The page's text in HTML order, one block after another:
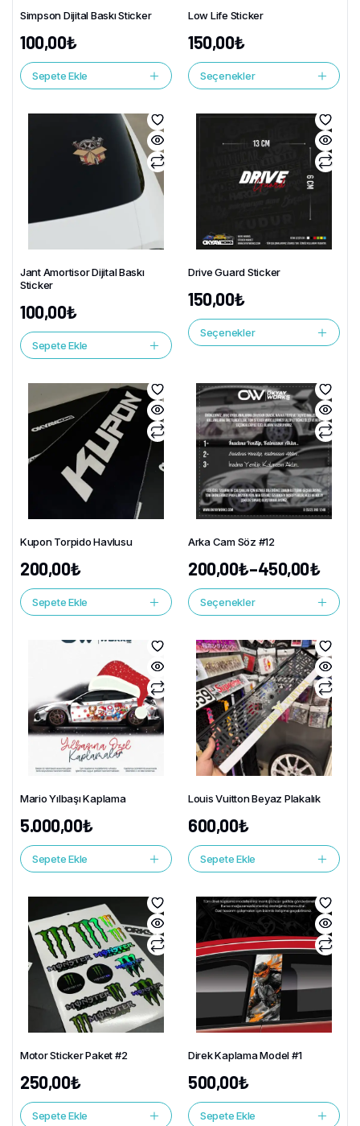
Simpson Dijital Baskı Sticker
100,00₺
Sepete Ekle
Low Life Sticker
150,00₺
Seçenekler
Jant Amortisor Dijital Baskı
Sticker
100,00₺
Sepete Ekle
Drive Guard Sticker
150,00₺
Seçenekler
Kupon Torpido Havlusu
200,00₺
Sepete Ekle
Arka Cam Söz #12
200,00₺–450,00₺
Seçenekler
Mario Yılbaşı Kaplama
5.000,00₺
Sepete Ekle
Louis Vuitton Beyaz Plakalık
600,00₺
Sepete Ekle
Motor Sticker Paket #2
250,00₺
Sepete Ekle
Direk Kaplama Model #1
500,00₺
Sepete Ekle